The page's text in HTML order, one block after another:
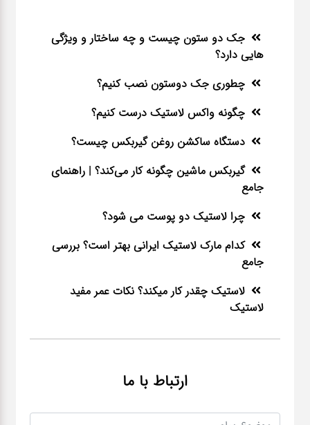
جک دو ستون چیست و چه ساختار و ویژگی
هایی دارد؟
چطوری جک دوستون نصب کنیم؟
چگونه واکس لاستیک درست کنیم؟
دستگاه ساکشن روغن گیربکس چیست؟
گیربکس ماشین چگونه کار می‌کند؟ | راهنمای
جامع
چرا لاستیک دو پوست می شود؟
کدام مارک لاستیک ایرانی بهتر است؟ بررسی
جامع
لاستیک چقدر کار میکند؟ نکات عمر مفید
لاستیک
ارتباط با ما